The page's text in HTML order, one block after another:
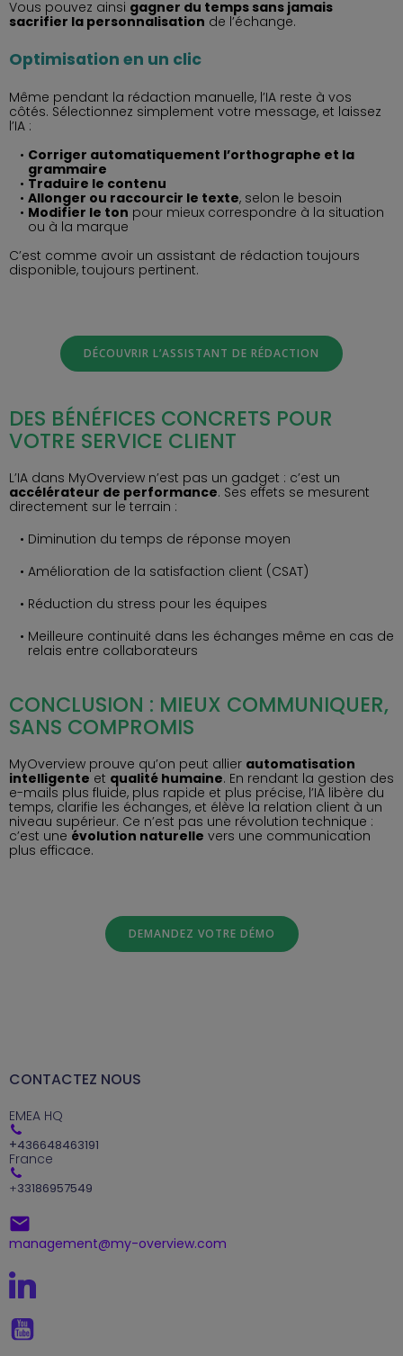
Vous pouvez ainsi gagner du temps sans jamais
sacrifier la personnalisation de l’échange.
Optimisation en un clic
Même pendant la rédaction manuelle, l’IA reste à vos
côtés. Sélectionnez simplement votre message, et laissez
l’IA :
Corriger automatiquement l’orthographe et la
grammaire
Traduire le contenu
Allonger ou raccourcir le texte, selon le besoin
Modifier le ton pour mieux correspondre à la situation
ou à la marque
C’est comme avoir un assistant de rédaction toujours
disponible, toujours pertinent.
DÉCOUVRIR L’ASSISTANT DE RÉDACTION
DES BÉNÉFICES CONCRETS POUR
VOTRE SERVICE CLIENT
L’IA dans MyOverview n’est pas un gadget : c’est un
accélérateur de performance. Ses effets se mesurent
directement sur le terrain :
Diminution du temps de réponse moyen
Amélioration de la satisfaction client (CSAT)
Réduction du stress pour les équipes
Meilleure continuité dans les échanges même en cas de
relais entre collaborateurs
CONCLUSION : MIEUX COMMUNIQUER,
SANS COMPROMIS
MyOverview prouve qu’on peut allier automatisation
intelligenteet qualité humaine. En rendant la gestion des
e-mails plus fluide, plus rapide et plus précise, l’IA libère du
temps, clarifie les échanges, et élève la relation client à un
niveau supérieur. Ce n’est pas une révolution technique :
c’est une évolution naturelle vers une communication
plus efficace.
DEMANDEZ VOTRE DÉMO
CONTACTEZ NOUS
EMEA HQ
+436648463191
France
+33186957549
management@my-overview.com